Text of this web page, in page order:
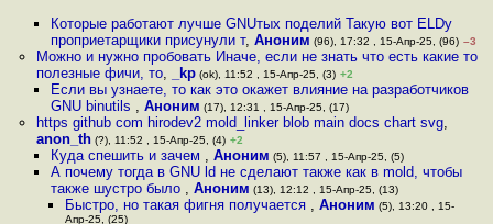
Которые работают лучше GNUтых поделий Такую вот ELDу
проприетарщики присунули т, Аноним (96), 17:32 , 15-Апр-25, (96) –3
Можно и нужно пробовать Иначе, если не знать что есть какие то
полезные фичи, то, _kp(ok), 11:52 , 15-Апр-25, (3) +2
Если вы узнаете, то как это окажет влияние на разработчиков
GNU binutils , Аноним (17), 12:31 , 15-Апр-25, (17)
https github com hirodev2 mold_linker blob main docs chart svg,
anon_th(?), 11:52 , 15-Апр-25, (4) +2
Куда спешить и зачем , Аноним (5), 11:57 , 15-Апр-25, (5)
А почему тогда в GNU ld не сделают также как в mold, чтобы
также шустро было , Аноним (13), 12:12 , 15-Апр-25, (13)
Быстро, но такая фигня получается ,Аноним (5), 13:20 , 15-